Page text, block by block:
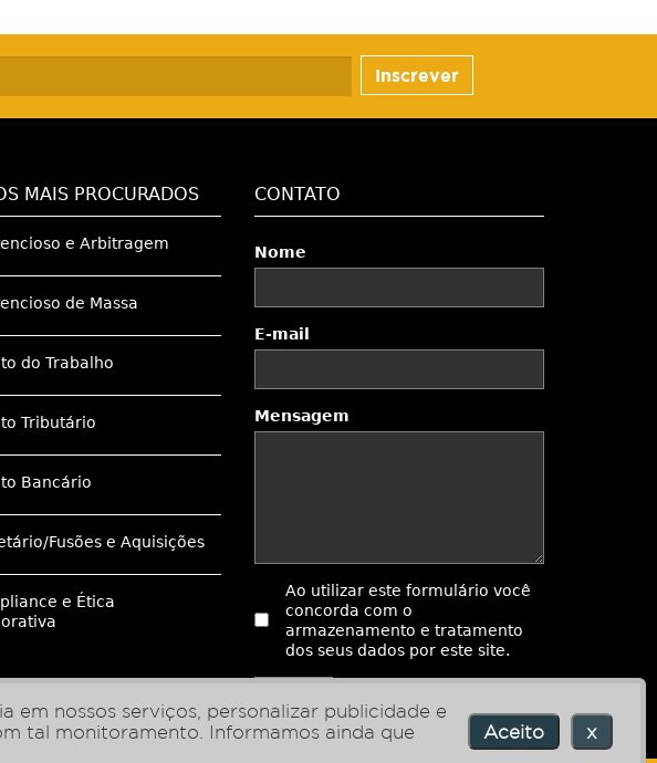
Inscrever
em nossos serviços, personalizar publicidade e
tal monitoramento.
Informamos ainda que
Aceito x
MAIS PROCURADOS
e Arbitragem
de Massa
do Trabalho
Tributário
Bancário
Fusões e Aquisições
e Ética
CONTATO
Nome
E-mail
Mensagem
Ao utilizar este formulário você
concorda com o
armazenamento e tratamento
dos seus dados por este site.